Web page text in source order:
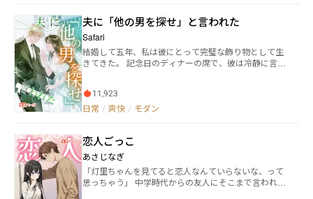
うのです。 ろくろ首の正体が… 人魚姫の孤独が…
地縛霊の闇が… そして……
夫に「他の男を探せ」と言われた
Safari
結婚して五年、私は彼にとって完璧な飾り物として生
きてきた。 記念日のディナーの席で、彼は冷静に言っ
ってくれていた先輩——今や東京のビジネス界で伝説
と呼ばれる杉野誠と再会した。 彼は私に仕事のチャン
たその日、私は先輩の腕に手を添えながら、業界最高
の賞を受け取っていた。 私は花のように微笑んで言っ
た。 「あなたがあの時、手放してくれたおかげで分か
ったの。——私はもっと良いものに値するって。」
11,923
日常 / 爽快 / モダン
恋人ごっこ
あさじなぎ
「灯里ちゃんを見てると恋人なんていらないな、って
思っちゃう」 中学時代からの友人にそこまで言われる